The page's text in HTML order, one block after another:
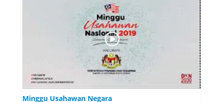
Minggu Usahawan Negara